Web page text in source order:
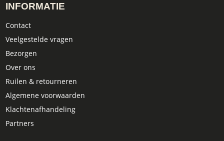
INFORMATIE
Contact
Veelgestelde vragen
Bezorgen
Over ons
Ruilen & retourneren
Algemene voorwaarden
Klachtenafhandeling
Partners